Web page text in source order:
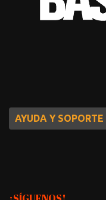
AYUDA Y SOPORTE